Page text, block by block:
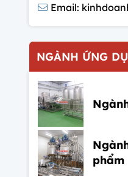
Email:
NGÀNH ỨNG
phẩm